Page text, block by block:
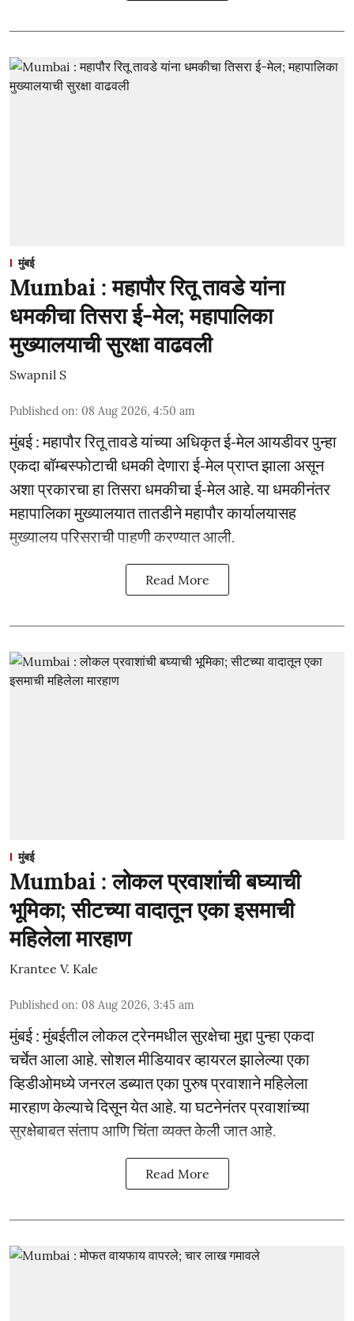
मुंबई
Mumbai : महापौर रितू तावडे यांना
धमकीचा तिसरा ई-मेल; महापालिका
मुख्यालयाची सुरक्षा वाढवली
Swapnil S
Published on: 08 Aug 2026, 4:50 am
मुंबई : महापौर रितू तावडे यांच्या अधिकृत ई-मेल आयडीवर पुन्हा
एकदा बॉम्बस्फोटाची धमकी देणारा ई-मेल प्राप्त झाला असून
अशा प्रकारचा हा तिसरा धमकीचा ई-मेल आहे. या धमकीनंतर
महापालिका मुख्यालयात तातडीने महापौर कार्यालयासह
मुख्यालय परिसराची पाहणी करण्यात आली.
Read More
मुंबई
Mumbai : लोकल प्रवाशांची बघ्याची
भूमिका; सीटच्या वादातून एका इसमाची
महिलेला मारहाण
Krantee V. Kale
Published on: 08 Aug 2026, 3:45 am
मुंबई : मुंबईतील लोकल ट्रेनमधील सुरक्षेचा मुद्दा पुन्हा एकदा
चर्चेत आला आहे. सोशल मीडियावर व्हायरल झालेल्या एका
व्हिडीओमध्ये जनरल डब्यात एका पुरुष प्रवाशाने महिलेला
मारहाण केल्याचे दिसून येत आहे. या घटनेनंतर प्रवाशांच्या
सुरक्षेबाबत संताप आणि चिंता व्यक्त केली जात आहे.
Read More